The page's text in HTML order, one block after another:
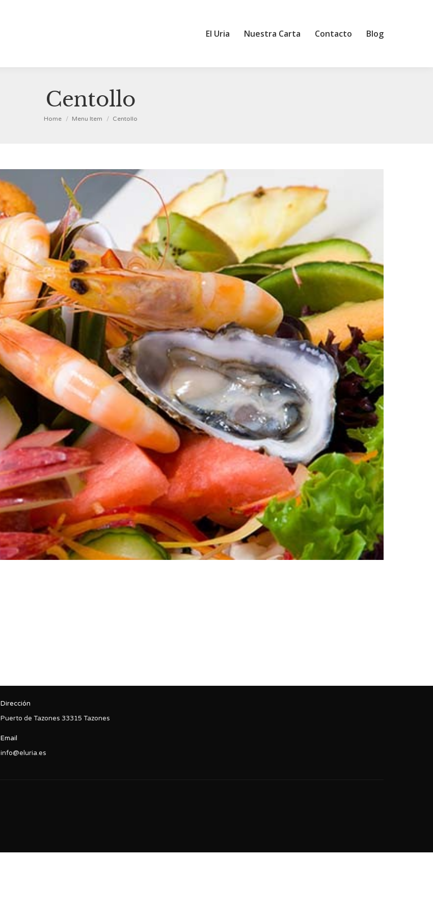
El Uria Nuestra Carta Contacto Blog
Centollo
You are here:
Home Menu Item Centollo
Dirección
Puerto de Tazones 33315 Tazones
Email
info@eluria.es
El Uria Nuestra Carta Contacto Blog